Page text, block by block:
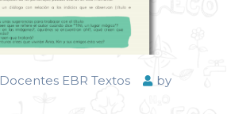
Docentes EBR Textos
by